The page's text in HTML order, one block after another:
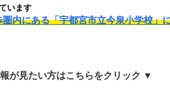
います
内にある「宇都宮市立今泉小学校」
が見たい方はこちらをクリック ▼